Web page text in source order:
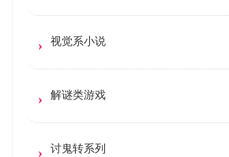
视觉系小说
解谜类游戏
讨鬼转系列